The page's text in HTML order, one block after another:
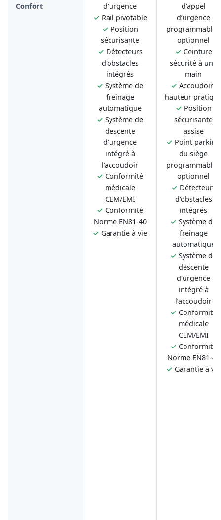
Confort
d’urgence
✓ Rail pivotable
✓ Position
sécurisante
✓ Détecteurs
d'obstacles
intégrés
✓ Système de
freinage
automatique
✓ Système de
descente
d’urgence
intégré à
l’accoudoir
✓ Conformité
médicale
CEM/EMI
✓ Conformité
Norme EN81-40
✓ Garantie à vie
d’appel
d’urgence
programmable -
optionnel
✓ Ceinture
sécurité à une
main
✓ Accoudoirs
hauteur
✓ Position
sécurisante
assise
✓ Point parking
du siège
programmable -
optionnel
✓ Détecteurs
d'obstacles
intégrés
✓ Système de
freinage
automatique
✓ Système de
descente
d’urgence
intégré à
l’accoudoir
✓ Conformité
médicale
CEM/EMI
✓ Conformité
Norme EN81-40
✓ Garantie à vie